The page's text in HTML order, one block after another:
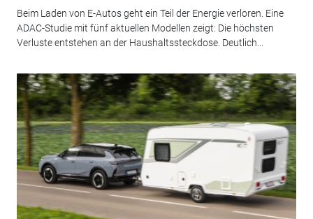
Beim Laden von E-Autos geht ein Teil der Energie verloren. Eine
ADAC-Studie mit fünf aktuellen Modellen zeigt: Die höchsten
Verluste entstehen an der Haushaltssteckdose. Deutlich...